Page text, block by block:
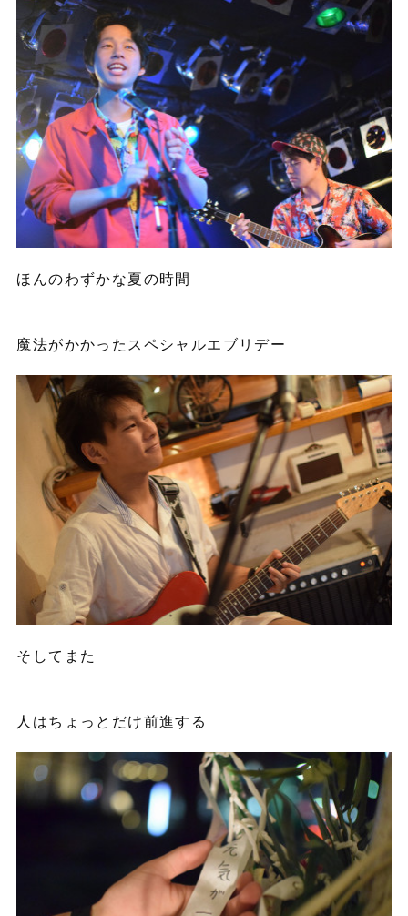
ほんのわずかな夏の時間
魔法がかかったスペシャルエブリデー
そしてまた
人はちょっとだけ前進する